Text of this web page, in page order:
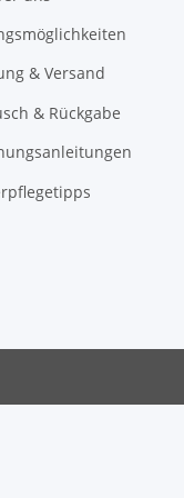
& Versand
& Rückgabe